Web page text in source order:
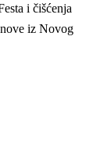
i čišćenja
iz Novog